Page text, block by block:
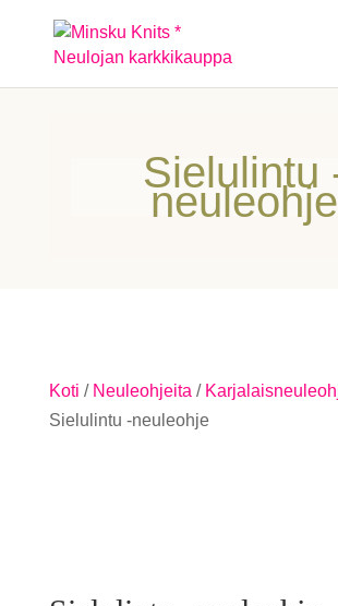
Sielulintu
neuleohje
Koti / Neuleohjeita /
Sielulintu -neuleohje